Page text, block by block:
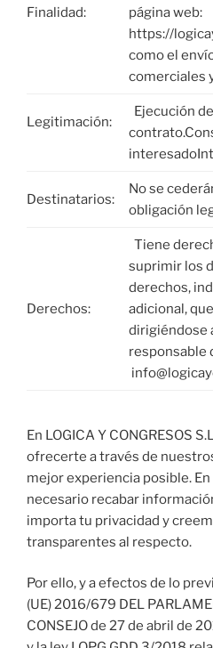
Finalidad:
página web:
https://
como el
comerciales
Legitimación:
Ejecución
Destinatarios:
No se
obligación
Derechos:
Tiene
suprimir los
derechos,
adicional,
dirigiéndose
responsable
En LOGICA Y CONGRESOS
ofrecerte a través de
mejor experiencia posible. En
necesario recabar
importa tu privacidad y
transparentes al respecto.
Por ello, y a efectos de lo
(UE) 2016/679 DEL
CONSEJO de 27 de abril de